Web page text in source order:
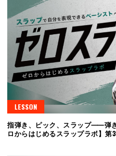
LESSON
指弾き、ピック、スラップ⸺弾
ロからはじめるスラップラボ】第